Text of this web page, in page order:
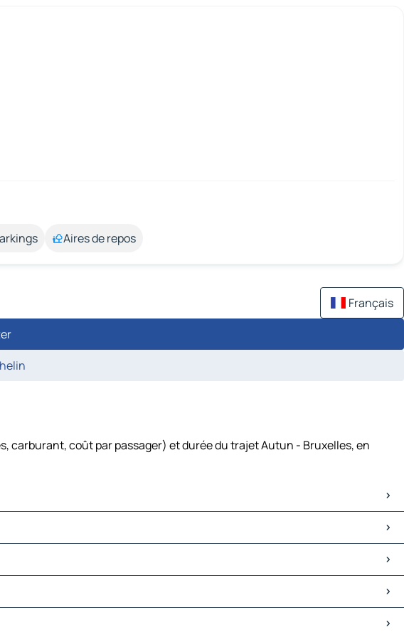
Aires de repos
Français
coût par passager) et durée du trajet Autun - Bruxelles, en